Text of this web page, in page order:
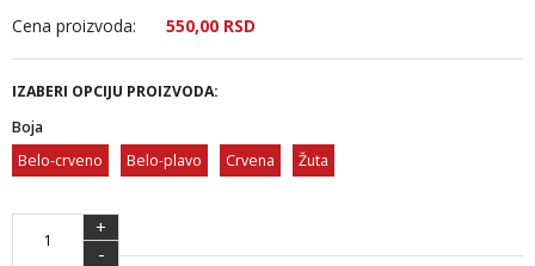
Cena proizvoda: 550,00 RSD
IZABERI OPCIJU PROIZVODA:
Boja
Belo-crveno
Belo-plavo Crvena Žuta
+
-